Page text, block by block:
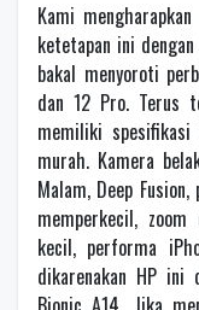
Kami
ketetapan ini
bakal menyoroti
dan 12 Pro. Terus
memiliki
murah. Kamera
Malam, Deep
memperkecil,
kecil, performa
dikarenakan HP ini